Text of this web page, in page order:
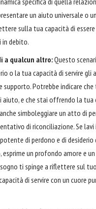
un aiuto universale o
sulla tua capacità di essere
in debito.
a qualcun altro:Questo
o la tua capacità di servire gli
supporto. Potrebbe indicare
aiuto, e che stai offrendo la tua
simboleggiare un atto di
di riconciliazione. Se lavi
di perdono e di desiderio
esprime un profondo amore e
ti spinge a riflettere sul
di servire con un cuore